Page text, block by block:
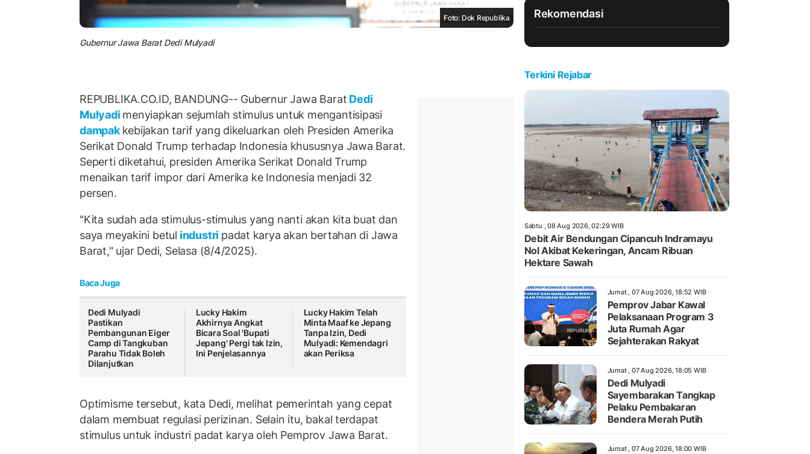
Foto: Dok Republika
Gubernur Jawa Barat Dedi Mulyadi
REPUBLIKA.CO.ID, BANDUNG-- Gubernur Jawa Barat Dedi
Mulyadi menyiapkan sejumlah stimulus untuk mengantisipasi
dampak kebijakan tarif yang dikeluarkan oleh Presiden Amerika
Serikat Donald Trump terhadap Indonesia khususnya Jawa Barat.
Seperti diketahui, presiden Amerika Serikat Donald Trump
menaikan tarif impor dari Amerika ke Indonesia menjadi 32
persen.
"Kita sudah ada stimulus-stimulus yang nanti akan kita buat dan
saya meyakini betul industri padat karya akan bertahan di Jawa
Barat," ujar Dedi, Selasa (8/4/2025).
Baca Juga
Dedi Mulyadi
Pastikan
Pembangunan Eiger
Camp di Tangkuban
Parahu Tidak Boleh
Dilanjutkan
Lucky Hakim
Akhirnya Angkat
Bicara Soal 'Bupati
Jepang' Pergi tak Izin,
Ini Penjelasannya
Lucky Hakim Telah
Minta Maaf ke Jepang
Tanpa Izin, Dedi
Mulyadi: Kemendagri
akan Periksa
Optimisme tersebut, kata Dedi, melihat pemerintah yang cepat
dalam membuat regulasi perizinan. Selain itu, bakal terdapat
stimulus untuk industri padat karya oleh Pemprov Jawa Barat.
Rekomendasi
Terkini Rejabar
Sabtu , 08 Aug 2026, 02:29 WIB
Debit Air Bendungan Cipancuh Indramayu
Nol Akibat Kekeringan, Ancam Ribuan
Hektare Sawah
Jumat , 07 Aug 2026, 18:52 WIB
Pemprov Jabar Kawal
Pelaksanaan Program 3
Juta Rumah Agar
Sejahterakan Rakyat
Jumat , 07 Aug 2026, 18:05 WIB
Dedi Mulyadi
Sayembarakan Tangkap
Pelaku Pembakaran
Bendera Merah Putih
Jumat , 07 Aug 2026, 18:00 WIB